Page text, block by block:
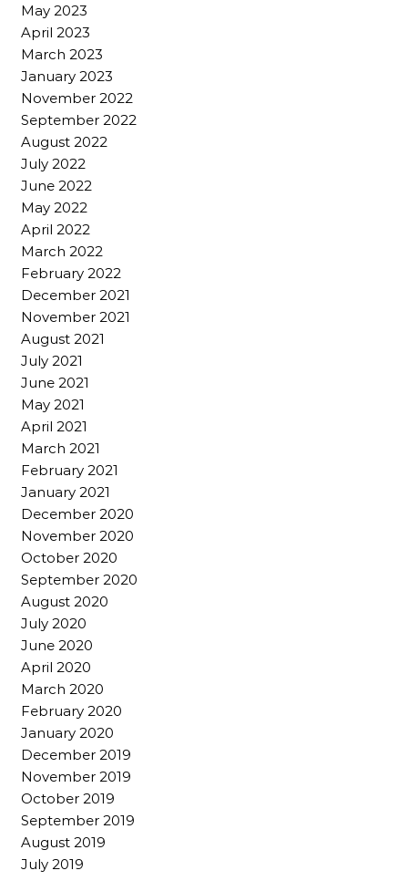
May 2023
April 2023
March 2023
January 2023
November 2022
September 2022
August 2022
July 2022
June 2022
May 2022
April 2022
March 2022
February 2022
December 2021
November 2021
August 2021
July 2021
June 2021
May 2021
April 2021
March 2021
February 2021
January 2021
December 2020
November 2020
October 2020
September 2020
August 2020
July 2020
June 2020
April 2020
March 2020
February 2020
January 2020
December 2019
November 2019
October 2019
September 2019
August 2019
July 2019